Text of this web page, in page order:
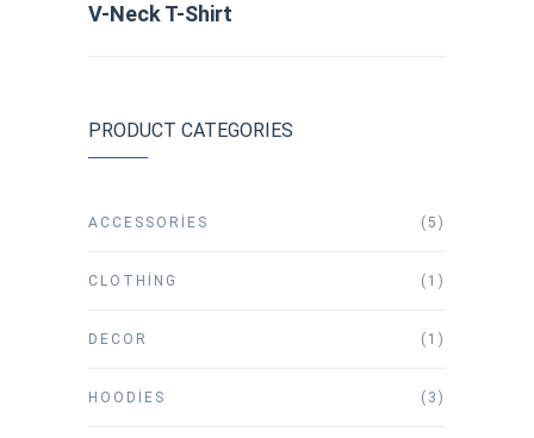
V-Neck T-Shirt
PRODUCT CATEGORIES
ACCESSORIES (5)
CLOTHING (1)
DECOR (1)
HOODIES (3)